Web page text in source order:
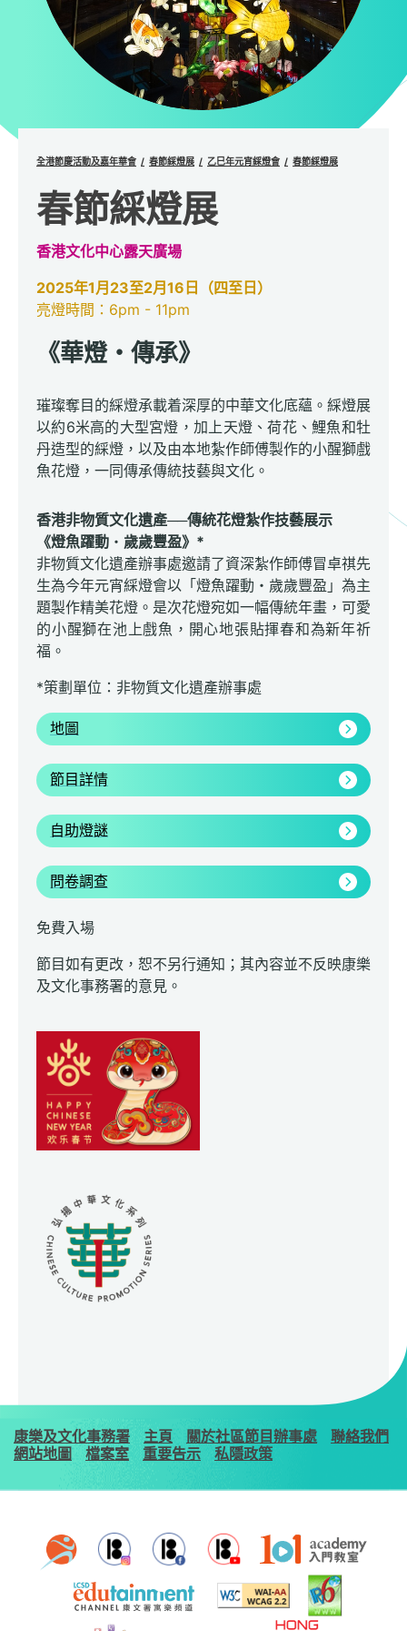
全港節慶活動及嘉年華會 春節綵燈展 乙巳年元宵綵燈會 春節綵燈展
春節綵燈展
香港文化中心露天廣場
2025年1月23至2月16日（四至日）
亮燈時間：6pm - 11pm
《華燈・傳承》
璀璨奪目的綵燈承載着深厚的中華文化底蘊。綵燈展
以約6米高的大型宮燈，加上天燈、荷花、鯉魚和牡
丹造型的綵燈，以及由本地紮作師傅製作的小醒獅戲
魚花燈，一同傳承傳統技藝與文化。
香港非物質文化遺產──傳統花燈紮作技藝展示
《燈魚躍動 ・ 歲歲豐盈》*
非物質文化遺產辦事處邀請了資深紮作師傅冒卓祺先
生為今年元宵綵燈會以「燈魚躍動・歲歲豐盈」為主
題製作精美花燈。是次花燈宛如一幅傳統年畫，可愛
的小醒獅在池上戲魚，開心地張貼揮春和為新年祈
福。
*策劃單位：非物質文化遺產辦事處
地圖
節目詳情
自助燈謎
問卷調查
免費入場
節目如有更改，恕不另行通知；其內容並不反映康樂
及文化事務署的意見。
康樂及文化事務署 主頁 關於社區節目辦事處
聯絡我們
網站地圖
檔案室 重要告示 私隱政策